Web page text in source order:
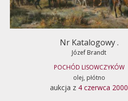
Nr Katalogowy .
Józef Brandt
POCHÓD LISOWCZYKÓW
olej, płótno
aukcja z 4 czerwca 2000